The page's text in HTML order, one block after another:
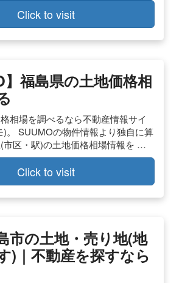
Click to visit
】福島県の土地価格相
相場を調べるなら不動産情報サイ
)。 SUUMOの物件情報より独自に算
市区・駅)の土地価格相場情報を …
Click to visit
市の土地・売り地(地
)｜不動産を探すなら